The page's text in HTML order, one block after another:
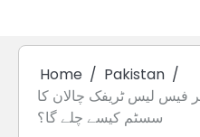
Home
Pakistan
فیس لیس ٹریفک چالان کا
سسٹم کیسے چلے گا؟